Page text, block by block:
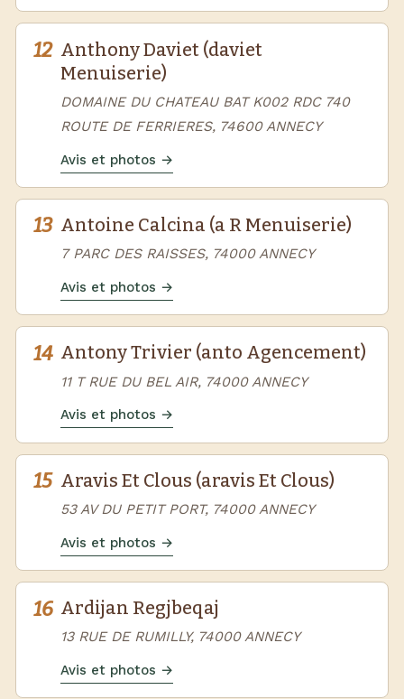
12 Anthony Daviet (daviet
Menuiserie)
DOMAINE DU CHATEAU BAT K002 RDC 740
ROUTE DE FERRIERES, 74600 ANNECY
Avis et photos →
13 Antoine Calcina (a R Menuiserie)
7 PARC DES RAISSES, 74000 ANNECY
Avis et photos →
14 Antony Trivier (anto Agencement)
11 T RUE DU BEL AIR, 74000 ANNECY
Avis et photos →
15 Aravis Et Clous (aravis Et Clous)
53 AV DU PETIT PORT, 74000 ANNECY
Avis et photos →
16 Ardijan Regjbeqaj
13 RUE DE RUMILLY, 74000 ANNECY
Avis et photos →